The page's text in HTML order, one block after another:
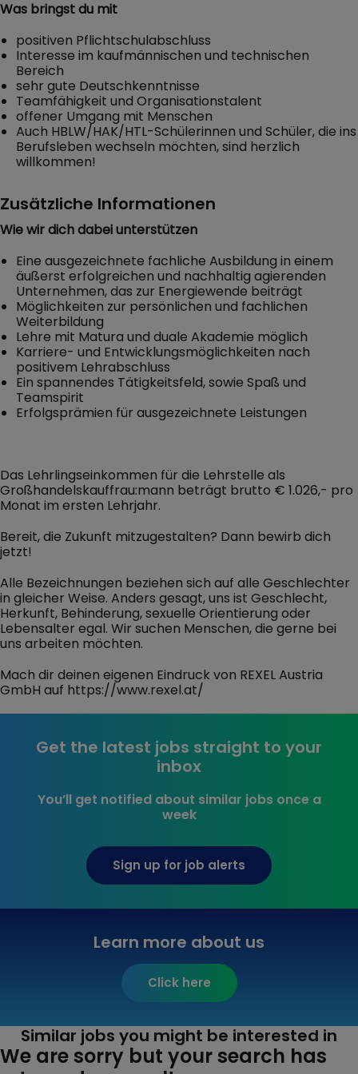
Was bringst du mit
positiven Pflichtschulabschluss
Interesse im kaufmännischen und technischen
Bereich
sehr gute Deutschkenntnisse
Teamfähigkeit und Organisationstalent
offener Umgang mit Menschen
Auch HBLW/HAK/HTL-Schülerinnen und Schüler, die ins
Berufsleben wechseln möchten, sind herzlich
willkommen!
Zusätzliche Informationen
Wie wir dich dabei unterstützen
Eine ausgezeichnete fachliche Ausbildung in einem
äußerst erfolgreichen und nachhaltig agierenden
Unternehmen, das zur Energiewende beiträgt
Möglichkeiten zur persönlichen und fachlichen
Weiterbildung
Lehre mit Matura und duale Akademie möglich
Karriere- und Entwicklungsmöglichkeiten nach
positivem Lehrabschluss
Ein spannendes Tätigkeitsfeld, sowie Spaß und
Teamspirit
Erfolgsprämien für ausgezeichnete Leistungen
Das Lehrlingseinkommen für die Lehrstelle als
Großhandelskauffrau:mann beträgt brutto € 1.026,- pro
Monat im ersten Lehrjahr.
Bereit, die Zukunft mitzugestalten? Dann bewirb dich
jetzt!
Alle Bezeichnungen beziehen sich auf alle Geschlechter
in gleicher Weise. Anders gesagt, uns ist Geschlecht,
Herkunft, Behinderung, sexuelle Orientierung oder
Lebensalter egal. Wir suchen Menschen, die gerne bei
uns arbeiten möchten.
Mach dir deinen eigenen Eindruck von REXEL Austria
GmbH auf https://www.rexel.at/
Get the latest jobs straight to your
inbox
You’ll get notified about similar jobs once a
week
Sign up for job alerts
Learn more about us
Click here
Similar jobs you might be interested in
We are sorry but your search has